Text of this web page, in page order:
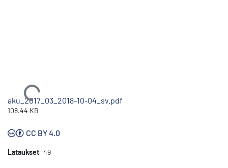
Ladataan...
aku_2017_03_2018-10-04_sv.pdf
108.44 KB
CC BY 4.0
Lataukset 49